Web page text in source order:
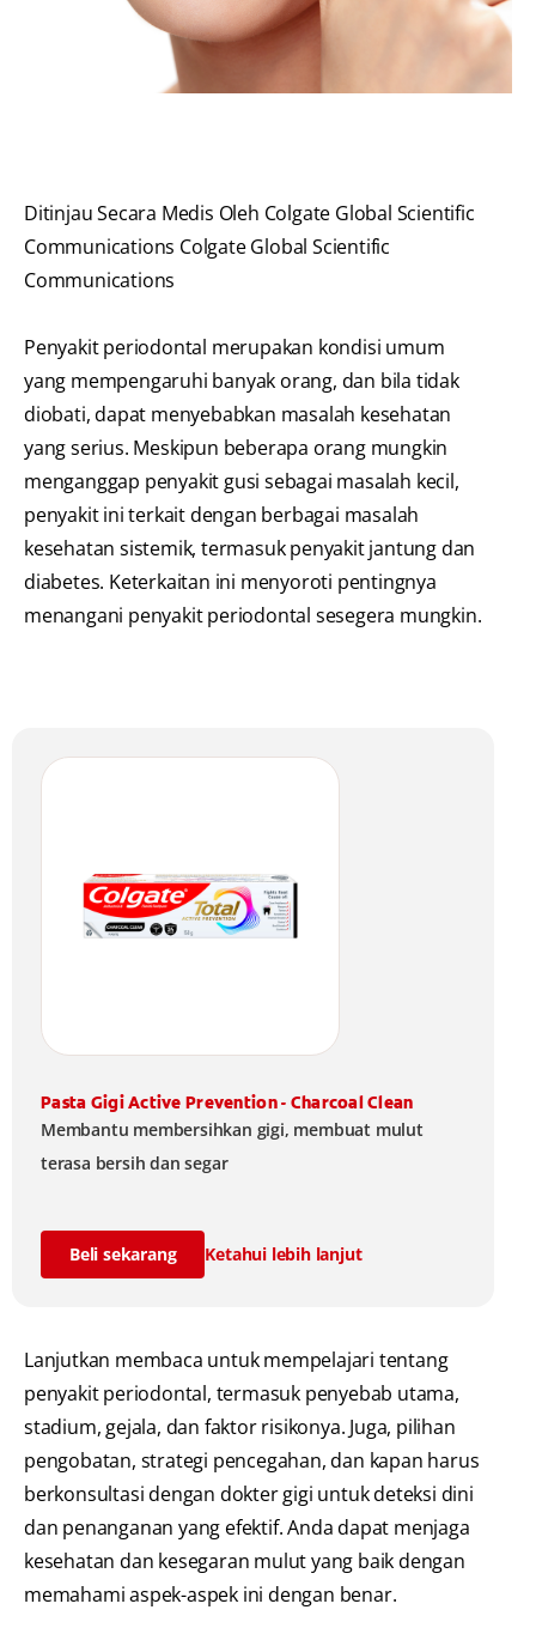
Ditinjau Secara Medis Oleh Colgate Global Scientific
Communications Colgate Global Scientific
Communications
Penyakit periodontal merupakan kondisi umum
yang mempengaruhi banyak orang, dan bila tidak
diobati, dapat menyebabkan masalah kesehatan
yang serius. Meskipun beberapa orang mungkin
menganggap penyakit gusi sebagai masalah kecil,
penyakit ini terkait dengan berbagai masalah
kesehatan sistemik, termasuk penyakit jantung dan
diabetes. Keterkaitan ini menyoroti pentingnya
menangani penyakit periodontal sesegera mungkin.
Pasta Gigi Active Prevention - Charcoal Clean
Membantu membersihkan gigi, membuat mulut
terasa bersih dan segar
Beli sekarang Ketahui lebih lanjut
Lanjutkan membaca untuk mempelajari tentang
penyakit periodontal, termasuk penyebab utama,
stadium, gejala, dan faktor risikonya. Juga, pilihan
pengobatan, strategi pencegahan, dan kapan harus
berkonsultasi dengan dokter gigi untuk deteksi dini
dan penanganan yang efektif. Anda dapat menjaga
kesehatan dan kesegaran mulut yang baik dengan
memahami aspek-aspek ini dengan benar.